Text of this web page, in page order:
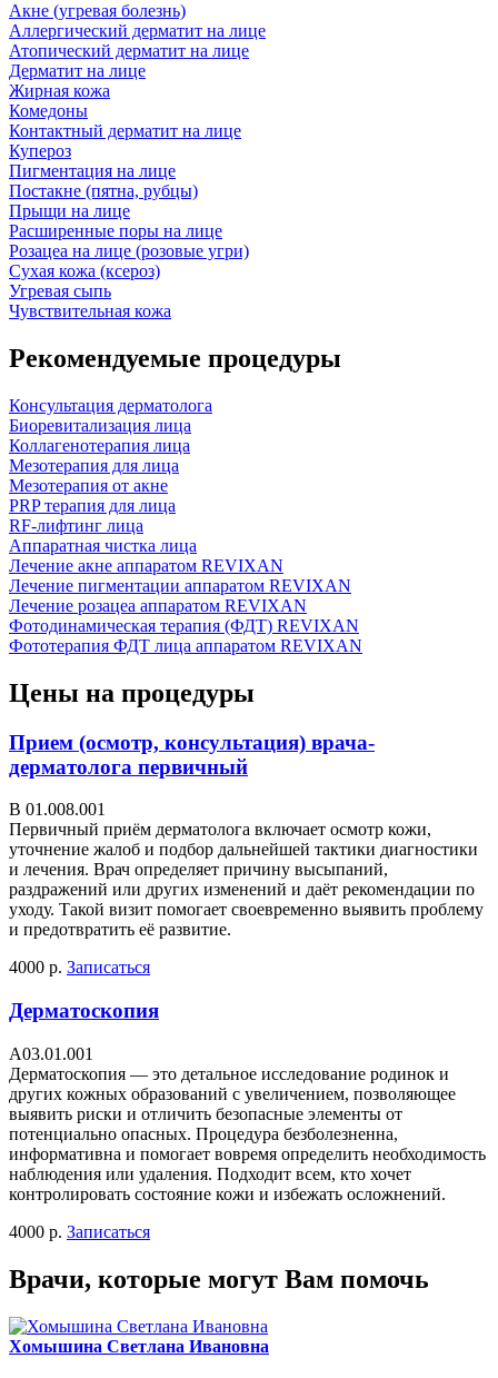
Акне (угревая болезнь)
Аллергический дерматит на лице
Атопический дерматит на лице
Дерматит на лице
Жирная кожа
Комедоны
Контактный дерматит на лице
Купероз
Пигментация на лице
Постакне (пятна, рубцы)
Прыщи на лице
Расширенные поры на лице
Розацеа на лице (розовые угри)
Сухая кожа (ксероз)
Угревая сыпь
Чувствительная кожа
Рекомендуемые процедуры
Консультация дерматолога
Биоревитализация лица
Коллагенотерапия лица
Мезотерапия для лица
Мезотерапия от акне
PRP терапия для лица
RF-лифтинг лица
Аппаратная чистка лица
Лечение акне аппаратом REVIXAN
Лечение пигментации аппаратом REVIXAN
Лечение розацеа аппаратом REVIXAN
Фотодинамическая терапия (ФДТ) REVIXAN
Фототерапия ФДТ лица аппаратом REVIXAN
Цены на процедуры
Прием (осмотр, консультация) врача-
дерматолога первичный
В 01.008.001
Первичный приём дерматолога включает осмотр кожи,
уточнение жалоб и подбор дальнейшей тактики диагностики
и лечения. Врач определяет причину высыпаний,
раздражений или других изменений и даёт рекомендации по
уходу. Такой визит помогает своевременно выявить проблему
и предотвратить её развитие.
4000 р. Записаться
Дерматоскопия
A03.01.001
Дерматоскопия — это детальное исследование родинок и
других кожных образований с увеличением, позволяющее
выявить риски и отличить безопасные элементы от
потенциально опасных. Процедура безболезненна,
информативна и помогает вовремя определить необходимость
наблюдения или удаления. Подходит всем, кто хочет
контролировать состояние кожи и избежать осложнений.
4000 р. Записаться
Врачи, которые могут Вам помочь
Хомышина Светлана Ивановна